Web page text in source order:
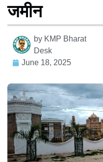
जमीन
by KMP Bharat
Desk
June 18, 2025